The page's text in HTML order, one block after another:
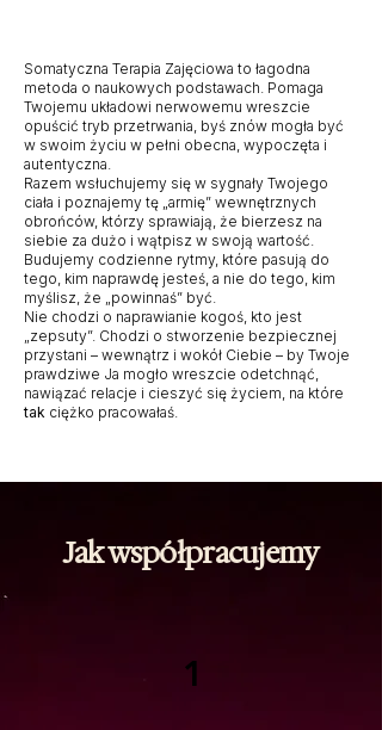
Somatyczna Terapia Zajęciowa to łagodna
metoda o naukowych podstawach. Pomaga
Twojemu układowi nerwowemu wreszcie
opuścić tryb przetrwania, byś znów mogła być
w swoim życiu w pełni obecna, wypoczęta i
autentyczna.
Razem wsłuchujemy się w sygnały Twojego
ciała i poznajemy tę „armię” wewnętrznych
obrońców, którzy sprawiają, że bierzesz na
siebie za dużo i wątpisz w swoją wartość.
Budujemy codzienne rytmy, które pasują do
tego, kim naprawdę jesteś, a nie do tego, kim
myślisz, że „powinnaś” być.
Nie chodzi o naprawianie kogoś, kto jest
„zepsuty”. Chodzi o stworzenie bezpiecznej
przystani – wewnątrz i wokół Ciebie – by Twoje
prawdziwe Ja mogło wreszcie odetchnąć,
nawiązać relacje i cieszyć się życiem, na które
tak ciężko pracowałaś.
Jak współpracujemy
1